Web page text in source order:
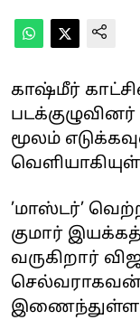
காஷ்மீர்
மூலம்
’மாஸ்டர்’
குமார்
வருகிறார்